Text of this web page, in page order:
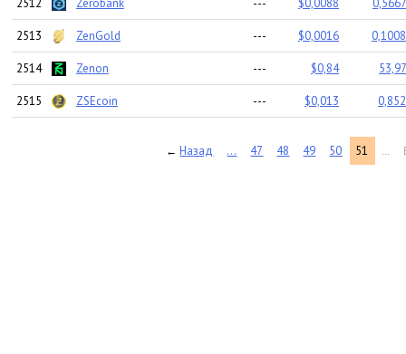
2512 Zerobank --- $0,0088
2513 ZenGold --- $0,0016
2514 Zenon --- $0,84
2515 ZSEcoin --- $0,013
← Назад ... 47 48 49 50 51 ...